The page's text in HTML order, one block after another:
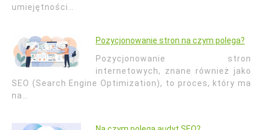
umiejętności…
Pozycjonowanie stron na czym polega?
Pozycjonowanie stron
internetowych, znane również jako
SEO (Search Engine Optimization), to proces, który ma
na…